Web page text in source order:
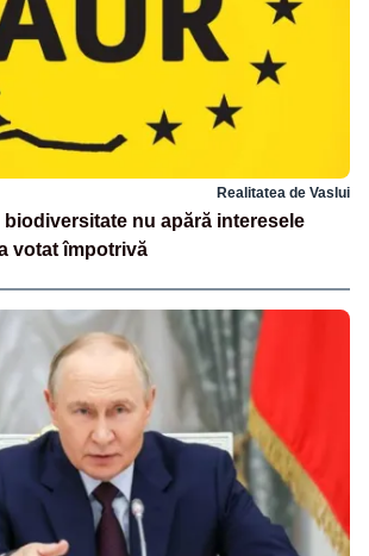
Realitatea de Vaslui
nu apără interesele
votat împotrivă